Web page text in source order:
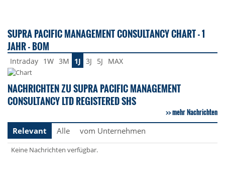
SUPRA PACIFIC MANAGEMENT CONSULTANCY CHART - 1
JAHR - BOM
Intraday 1W 3M 1J 3J 5J MAX
NACHRICHTEN ZU SUPRA PACIFIC MANAGEMENT
CONSULTANCY LTD REGISTERED SHS
mehr Nachrichten
Relevant
Alle vom Unternehmen
Keine Nachrichten verfügbar.